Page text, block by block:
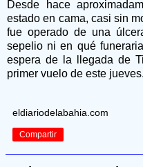
Desde hace
estado en cama, casi sin
fue operado de una
sepelio ni en qué
espera de la llegada de
primer vuelo de este jueves.
eldiariodelabahia.com
Compartir